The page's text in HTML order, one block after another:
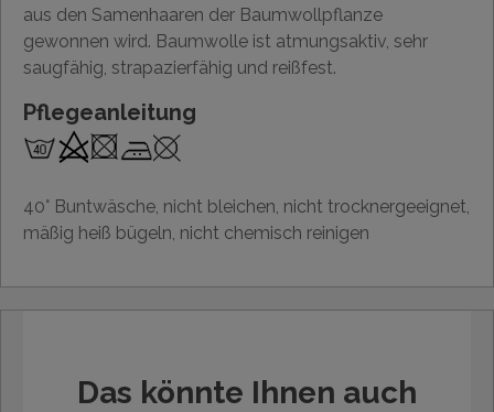
aus den Samenhaaren der Baumwollpflanze
gewonnen wird. Baumwolle ist atmungsaktiv, sehr
saugfähig, strapazierfähig und reißfest.
Pflegeanleitung
40° Buntwäsche, nicht bleichen, nicht trocknergeeignet,
mäßig heiß bügeln, nicht chemisch reinigen
Das könnte Ihnen auch